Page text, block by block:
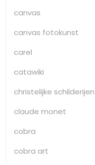
canvas
canvas fotokunst
carel
catawiki
christelijke schilderijen
claude monet
cobra
cobra art